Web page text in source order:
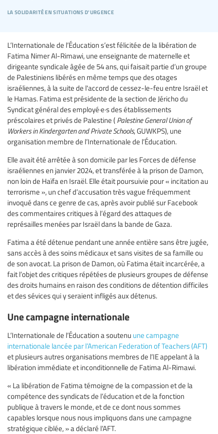
la solidarité en situations d'urgence
L’Internationale de l’Éducation s’est félicitée de la libération de
Fatima Nimer Al-Rimawi, une enseignante de maternelle et
dirigeante syndicale âgée de 54 ans, qui faisait partie d’un groupe
de Palestiniens libérés en même temps que des otages
israéliennes, à la suite de l'accord de cessez-le-feu entre Israël et
le Hamas. Fatima est présidente de la section de Jéricho du
Syndicat général des employé·e·s des établissements
préscolaires et privés de Palestine ( Palestine General Union of
Workers in Kindergarten and Private Schools, GUWKPS), une
organisation membre de l’Internationale de l’Éducation.
Elle avait été arrêtée à son domicile par les Forces de défense
israéliennes en janvier 2024, et transférée à la prison de Damon,
non loin de Haïfa en Israël. Elle était poursuivie pour « incitation au
terrorisme », un chef d’accusation très vague fréquemment
invoqué dans ce genre de cas, après avoir publié sur Facebook
des commentaires critiques à l’égard des attaques de
représailles menées par Israël dans la bande de Gaza.
Fatima a été détenue pendant une année entière sans être jugée,
sans accès à des soins médicaux et sans visites de sa famille ou
de son avocat. La prison de Damon, où Fatima était incarcérée, a
fait l’objet des critiques répétées de plusieurs groupes de défense
des droits humains en raison des conditions de détention difficiles
et des sévices qui y seraient infligés aux détenus.
Une campagne internationale
L’Internationale de l’Éducation a soutenu une campagne
internationale lancée par l’American Federation of Teachers (AFT)
et plusieurs autres organisations membres de l’IE appelant à la
libération immédiate et inconditionnelle de Fatima Al-Rimawi.
« La libération de Fatima témoigne de la compassion et de la
compétence des syndicats de l’éducation et de la fonction
publique à travers le monde, et de ce dont nous sommes
capables lorsque nous nous impliquons dans une campagne
stratégique ciblée, » a déclaré l’AFT.